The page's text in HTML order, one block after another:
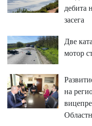
дебита
засега
Две
мотор
на